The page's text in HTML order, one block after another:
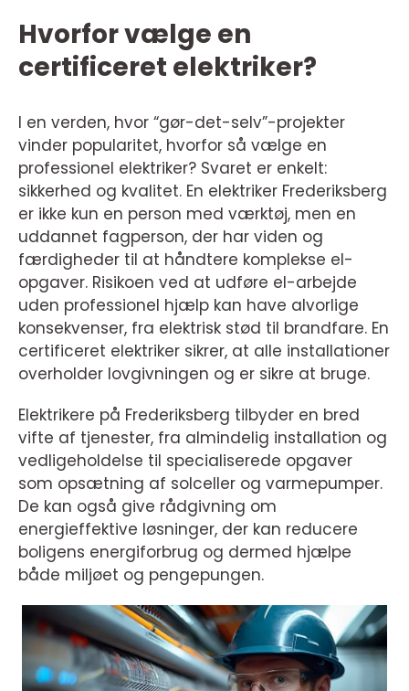
Hvorfor vælge en
certificeret elektriker?
I en verden, hvor “gør-det-selv”-projekter
vinder popularitet, hvorfor så vælge en
professionel elektriker? Svaret er enkelt:
sikkerhed og kvalitet. En elektriker Frederiksberg
er ikke kun en person med værktøj, men en
uddannet fagperson, der har viden og
færdigheder til at håndtere komplekse el-
opgaver. Risikoen ved at udføre el-arbejde
uden professionel hjælp kan have alvorlige
konsekvenser, fra elektrisk stød til brandfare. En
certificeret elektriker sikrer, at alle installationer
overholder lovgivningen og er sikre at bruge.
Elektrikere på Frederiksberg tilbyder en bred
vifte af tjenester, fra almindelig installation og
vedligeholdelse til specialiserede opgaver
som opsætning af solceller og varmepumper.
De kan også give rådgivning om
energieffektive løsninger, der kan reducere
boligens energiforbrug og dermed hjælpe
både miljøet og pengepungen.